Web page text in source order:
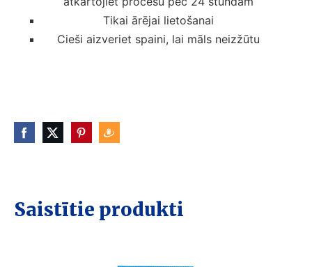
Tikai ārējai lietošanai
Cieši aizveriet spaini, lai māls neizžūtu
Saistītie produkti